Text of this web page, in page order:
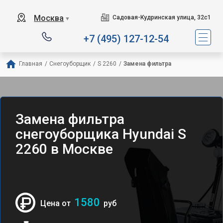
Москва ▼ Садовая-Кудринская улица, 32с1
+7 (495) 127-12-54
Главная / Снегоуборщик / S 2260 / Замена фильтра
Замена фильтра
снегоуборщика Hyundai S
2260 в Москве
Цена от 1580 руб